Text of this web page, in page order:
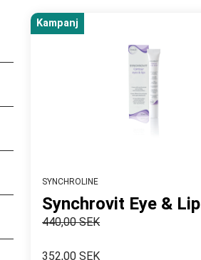
Kampanj
SYNCHROLINE
Synchrovit Eye & Lip
440,00 SEK
352,00 SEK